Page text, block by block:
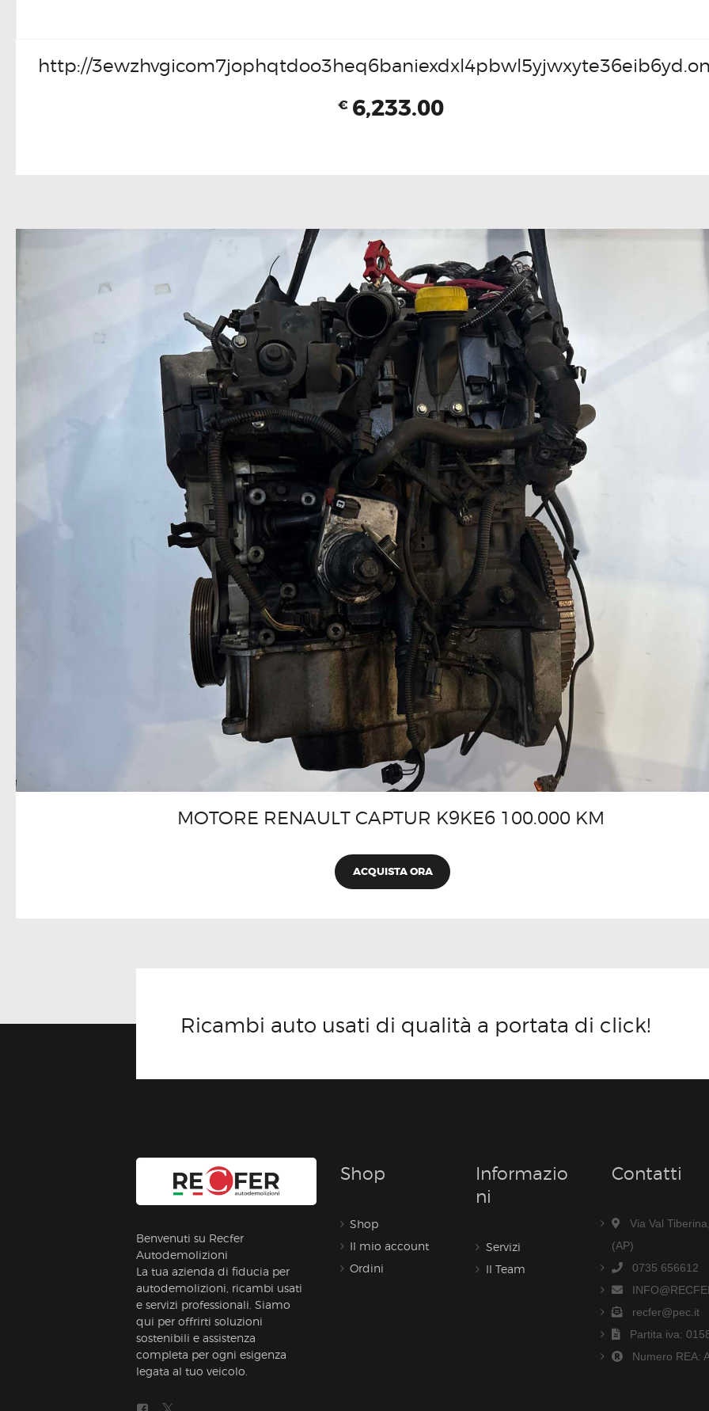
http://
€ 6,233.00
MOTORE RENAULT CAPTUR K9KE6 100.000 KM
ACQUISTA ORA
Ricambi auto usati di qualità a portata di click!
Benvenuti su Recfer
Autodemolizioni
La tua azienda di fiducia per
autodemolizioni, ricambi usati
e servizi professionali. Siamo
qui per offrirti soluzioni
sostenibili e assistenza
completa per ogni esigenza
legata al tuo veicolo.
Shop
Shop
Il mio account
Ordini
Informazio
Ni
Servizi
Il Team
Contatti
Via Val
(AP)
0735 656612
recfer@pec.it
Partita iva:
Numero REA: